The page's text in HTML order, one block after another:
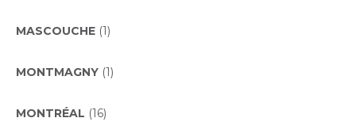
MASCOUCHE (1)
MONTMAGNY (1)
MONTRÉAL (16)